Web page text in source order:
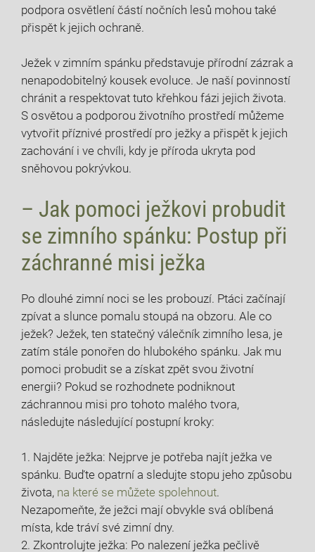
podpora osvětlení částí nočních lesů mohou také
přispět k jejich ochraně.
Ježek v zimním spánku představuje přírodní zázrak a
nenapodobitelný kousek evoluce. Je naší povinností
chránit a respektovat tuto křehkou fázi jejich života.
S osvětou a podporou životního prostředí můžeme
vytvořit příznivé prostředí pro ježky a přispět k jejich
zachování i ve chvíli, kdy je příroda ukryta pod
sněhovou pokrývkou.
– Jak pomoci ježkovi probudit
se zimního spánku: Postup při
záchranné misi ježka
Po dlouhé zimní noci se les probouzí. Ptáci začínají
zpívat a slunce pomalu stoupá na obzoru. Ale co
ježek? Ježek, ten statečný válečník zimního lesa, je
zatím stále ponořen do hlubokého spánku. Jak mu
pomoci probudit se a získat zpět svou životní
energii? Pokud se rozhodnete podniknout
záchrannou misi pro tohoto malého tvora,
následujte následující postupní kroky:
1. Najděte ježka: Nejprve je potřeba najít ježka ve
spánku. Buďte opatrní a sledujte stopu jeho způsobu
života, na které se můžete spolehnout.
Nezapomeňte, že ježci mají obvykle svá oblíbená
místa, kde tráví své zimní dny.
2. Zkontrolujte ježka: Po nalezení ježka pečlivě